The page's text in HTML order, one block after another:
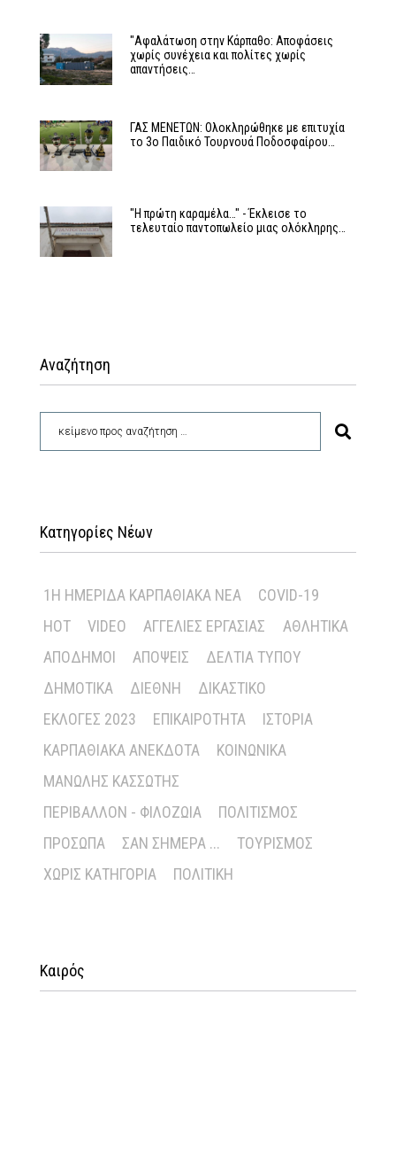
"Αφαλάτωση στην Κάρπαθο: Αποφάσεις
χωρίς συνέχεια και πολίτες χωρίς
απαντήσεις…
ΓΑΣ ΜΕΝΕΤΩΝ: Ολοκληρώθηκε με επιτυχία
το 3ο Παιδικό Τουρνουά Ποδοσφαίρου…
"Η πρώτη καραμέλα…" - Έκλεισε το
τελευταίο παντοπωλείο μιας ολόκληρης…
Αναζήτηση
Κατηγορίες Νέων
1Η ΗΜΕΡΊΔΑ ΚΑΡΠΑΘΙΑΚΆ ΝΈΑ
COVID-19
HOT
VIDEO ΑΓΓΕΛΊΕΣ ΕΡΓΑΣΊΑΣ
ΑΘΛΗΤΙΚΆ
ΑΠΌΔΗΜΟΙ
ΑΠΌΨΕΙΣ
ΔΕΛΤΊΑ ΤΎΠΟΥ
ΔΗΜΟΤΙΚΆ
ΔΙΕΘΝΉ
ΔΙΚΑΣΤΙΚΌ
ΕΚΛΟΓΈΣ 2023
ΕΠΙΚΑΙΡΌΤΗΤΑ
ΙΣΤΟΡΊΑ
ΚΑΡΠΑΘΙΑΚΆ ΑΝΈΚΔΟΤΑ
ΚΟΙΝΩΝΙΚΆ
ΜΑΝΏΛΗΣ ΚΑΣΣΏΤΗΣ
ΠΕΡΙΒΆΛΛΟΝ - ΦΙΛΟΖΩΊΑ
ΠΟΛΙΤΙΣΜΌΣ
ΠΡΌΣΩΠΑ
ΣΑΝ ΣΉΜΕΡΑ ...
ΤΟΥΡΙΣΜΌΣ
ΧΩΡΊΣ ΚΑΤΗΓΟΡΊΑ
ΠΟΛΙΤΙΚΉ
Καιρός